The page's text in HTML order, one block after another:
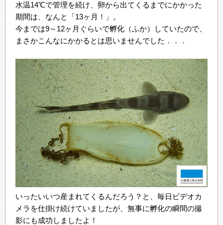
水温14℃で管理を続け、卵から出てくるまでにかかった
期間は、なんと「13ヶ月！」。
今までは9～12ヶ月ぐらいで孵化（ふか）していたので、
まさかこんなにかかるとは思いませんでした．．．
いったいいつ産まれてくるんだろう？と、毎日ビデオカ
メラを仕掛け続けていましたが、無事に孵化の瞬間の撮
影にも成功しましたよ！